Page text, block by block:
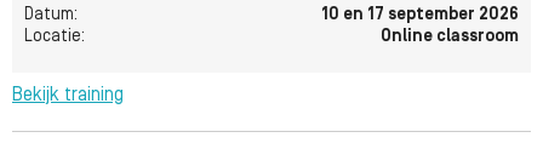
Datum:
10 en 17 september 2026
Locatie:
Online classroom
Bekijk training